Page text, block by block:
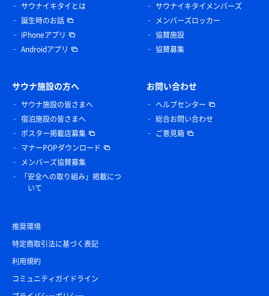
サウナイキタイとは
誕生時のお話
iPhoneアプリ
Androidアプリ
サウナイキタイメンバーズ
メンバーズロッカー
協賛施設
協賛募集
サウナ施設の方へ
サウナ施設の皆さまへ
宿泊施設の皆さまへ
ポスター掲載店募集
マナーPOPダウンロード
メンバーズ協賛募集
「安全への取り組み」掲載につ
いて
お問い合わせ
ヘルプセンター
総合お問い合わせ
ご意見箱
推奨環境
特定商取引法に基づく表記
利用規約
コミュニティガイドライン